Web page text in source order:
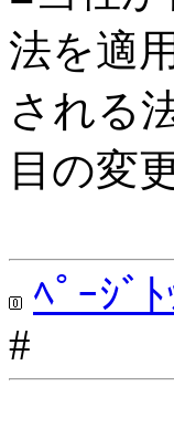
法を適
される
目の変
ﾍﾟｰｼﾞ
#